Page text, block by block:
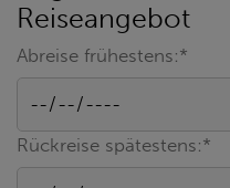
Reiseangebot
Abreise frühestens:*
Rückreise spätestens:*